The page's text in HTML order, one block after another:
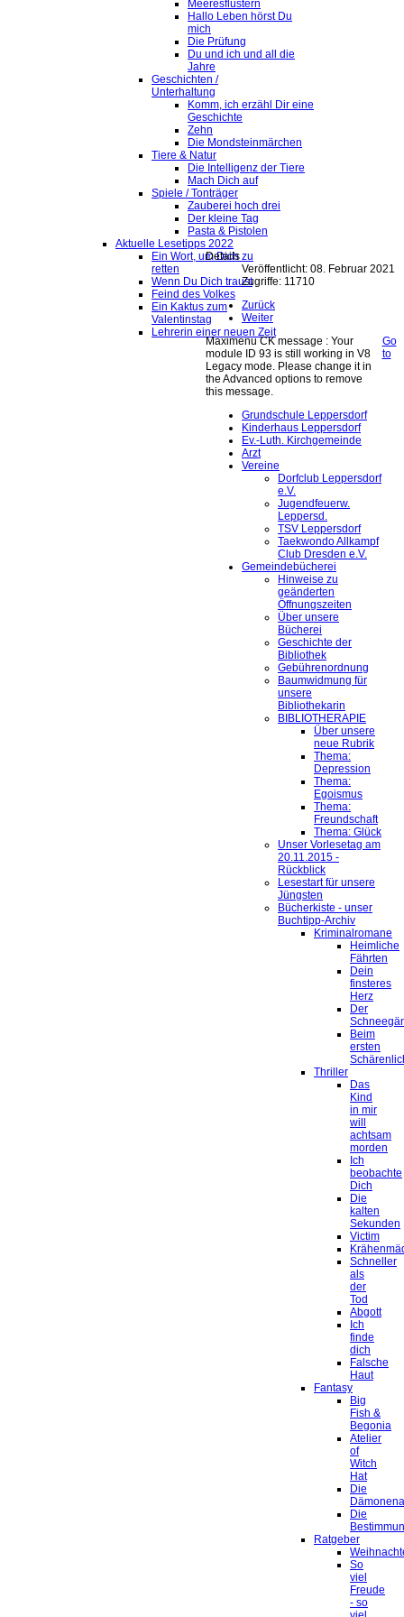
Meeresflüstern
Hallo Leben hörst Du
mich
Die Prüfung
Du und ich und all die
Jahre
Geschichten /
Unterhaltung
Komm, ich erzähl Dir eine
Geschichte
Zehn
Die Mondsteinmärchen
Tiere & Natur
Die Intelligenz der Tiere
Mach Dich auf
Spiele / Tonträger
Zauberei hoch drei
Der kleine Tag
Pasta & Pistolen
Aktuelle Lesetipps 2022
Ein Wort, um Dich zu
retten
Wenn Du Dich traust
Feind des Volkes
Ein Kaktus zum
Valentinstag
Lehrerin einer neuen Zeit
Details
Veröffentlicht: 08. Februar 2021
Zugriffe: 11710
Zurück
Weiter
Maximenu CK message : Your
module ID 93 is still working in V8
Legacy mode. Please change it in
the Advanced options to remove
this message.
Grundschule Leppersdorf
Kinderhaus Leppersdorf
Ev.-Luth. Kirchgemeinde
Arzt
Vereine
Dorfclub Leppersdorf
e.V.
Jugendfeuerw.
Leppersd.
TSV Leppersdorf
Taekwondo Allkampf
Club Dresden e.V.
Gemeindebücherei
Hinweise zu
geänderten
Öffnungszeiten
Über unsere
Bücherei
Geschichte der
Bibliothek
Gebührenordnung
Baumwidmung für
unsere
Bibliothekarin
BIBLIOTHERAPIE
Über unsere
neue Rubrik
Thema:
Depression
Thema:
Egoismus
Thema:
Freundschaft
Thema: Glück
Unser Vorlesetag am
20.11.2015 -
Rückblick
Lesestart für unsere
Jüngsten
Bücherkiste - unser
Buchtipp-Archiv
Kriminalromane
Heimliche
Fährten
Dein
finsteres
Herz
Der
Beim
ersten
Thriller
Das
Kind
in mir
will
achtsam
morden
Ich
beobachte
Dich
Die
kalten
Sekunden
Victim
Schneller
als
der
Tod
Abgott
Ich
finde
dich
Falsche
Haut
Fantasy
Big
Fish &
Begonia
Atelier
of
Witch
Hat
Die
Die
Ratgeber
So
viel
Freude
- so
Go
to